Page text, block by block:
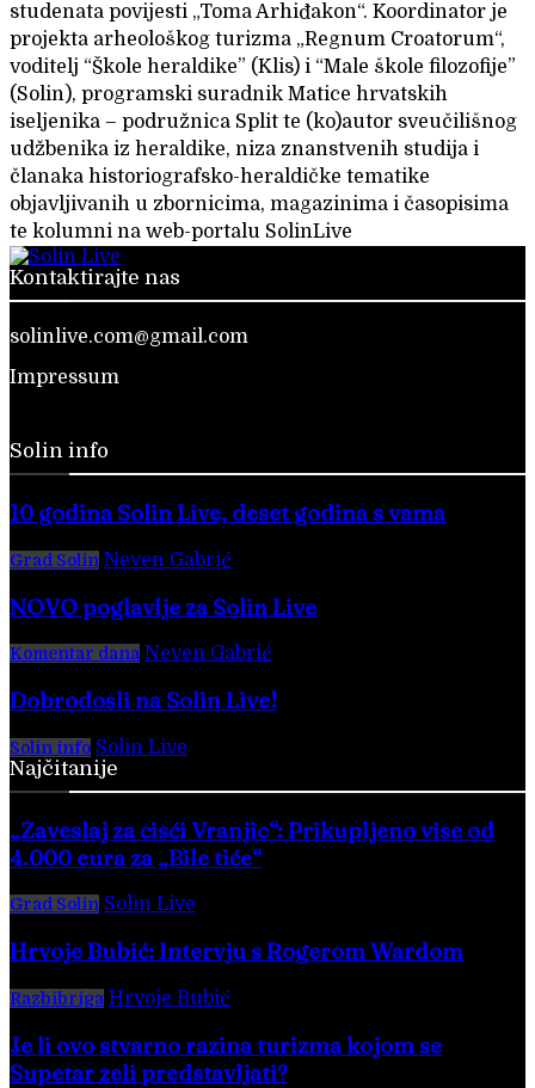
studenata povijesti „Toma Arhiđakon“. Koordinator je
projekta arheološkog turizma „Regnum Croatorum“,
voditelj “Škole heraldike” (Klis) i “Male škole filozofije”
(Solin), programski suradnik Matice hrvatskih
iseljenika – podružnica Split te (ko)autor sveučilišnog
udžbenika iz heraldike, niza znanstvenih studija i
članaka historiografsko-heraldičke tematike
objavljivanih u zbornicima, magazinima i časopisima
te kolumni na web-portalu SolinLive
Kontaktirajte nas
solinlive.com@gmail.com
Impressum
Solin info
10 godina Solin Live, deset godina s vama
Grad Solin Neven Gabrić
NOVO poglavlje za Solin Live
Komentar dana Neven Gabrić
Dobrodošli na Solin Live!
Solin info Solin Live
Najčitanije
„Zaveslaj za čišći Vranjic“: Prikupljeno više od
4.000 eura za „Bile tiće“
Grad Solin Solin Live
Hrvoje Bubić: Intervju s Rogerom Wardom
Razbibriga Hrvoje Bubić
Je li ovo stvarno razina turizma kojom se
Supetar želi predstavljati?